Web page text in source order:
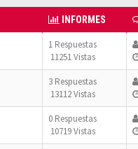
INFORMES
1 Respuestas
11251 Vistas
3 Respuestas
13112 Vistas
0 Respuestas
10719 Vistas